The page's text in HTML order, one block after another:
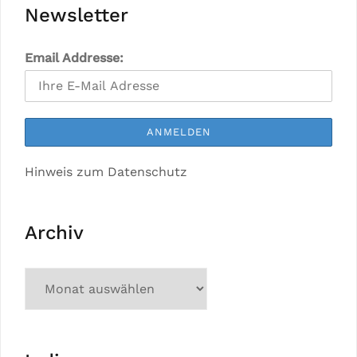
Newsletter
Email Addresse:
Hinweis zum Datenschutz
Archiv